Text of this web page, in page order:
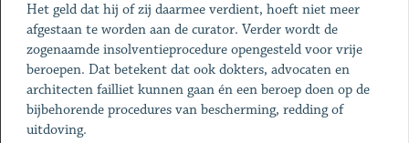
Het geld dat hij of zij daarmee verdient, hoeft niet meer
afgestaan te worden aan de curator. Verder wordt de
zogenaamde insolventieprocedure opengesteld voor vrije
beroepen. Dat betekent dat ook dokters, advocaten en
architecten failliet kunnen gaan én een beroep doen op de
bijbehorende procedures van bescherming, redding of
uitdoving.